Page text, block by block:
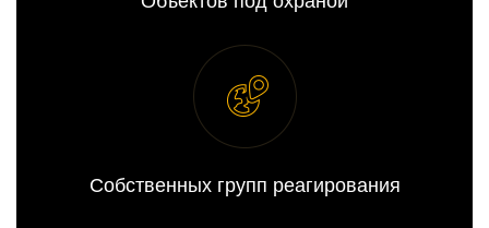
Собственных групп реагирования